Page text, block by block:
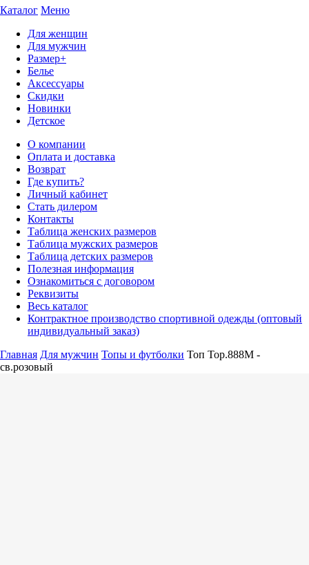
Каталог Меню
Для женщин
Для мужчин
Размер+
Белье
Аксессуары
Скидки
Новинки
Детское
О компании
Оплата и доставка
Возврат
Где купить?
Личный кабинет
Стать дилером
Контакты
Таблица женских размеров
Таблица мужских размеров
Таблица детских размеров
Полезная информация
Ознакомиться с договором
Реквизиты
Весь каталог
Контрактное производство спортивной одежды (оптовый
индивидуальный заказ)
Главная Для мужчин Топы и футболки Топ Top.888M -
св.розовый